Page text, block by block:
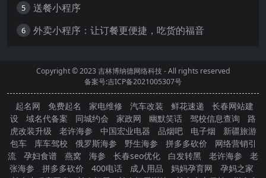
5 送餐小程序
6 外卖小程序：让订餐更便捷，吃货的福音
Copyright © 2023吉林博纳德网络科技- All rights reserved
备案号:吉ICP备2021005307号
起名网 免费起名 家电维修 汽车改装 鲜花速递
长春网站建
设
域名代备案 同城约会 家政网 幽默笑话 驾校信息查询
路
虎改装升级
老许海参 中国宏业电器 品烟吧 电子烟
新疆旅游
包车
库车驾校 俄罗斯海参 野生海参 拼多多砍价
网络营销引
流
孕妇食谱 燕窝 海参 长春seo优化 白发转黑 老许海参
老
张海参
拼多多砍价 400电话 成人用品 妈妈孕育网
孕妈之家